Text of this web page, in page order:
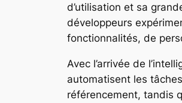
d’utilisation et sa
développeurs
fonctionnalités, de
Avec l’arrivée de
automatisent les
référencement, tandis